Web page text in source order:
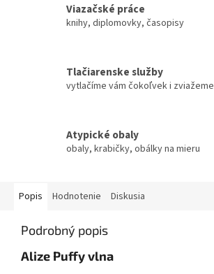
Viazačské práce
knihy, diplomovky, časopisy
Tlačiarenske služby
vytlačíme vám čokoľvek i zviažeme
Atypické obaly
obaly, krabičky, obálky na mieru
Popis Hodnotenie Diskusia
Podrobný popis
Alize Puffy vlna